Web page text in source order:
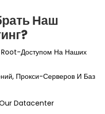
Наш
Доступом На Наших
Прокси-Серверов И Баз
Datacenter